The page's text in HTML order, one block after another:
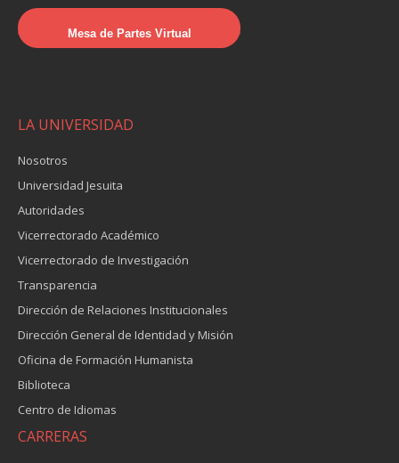
Mesa de Partes Virtual
LA UNIVERSIDAD
Nosotros
Universidad Jesuita
Autoridades
Vicerrectorado Académico
Vicerrectorado de Investigación
Transparencia
Dirección de Relaciones Institucionales
Dirección General de Identidad y Misión
Oficina de Formación Humanista
Biblioteca
Centro de Idiomas
CARRERAS